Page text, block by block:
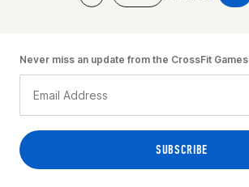
Never miss an update from the CrossFit Games